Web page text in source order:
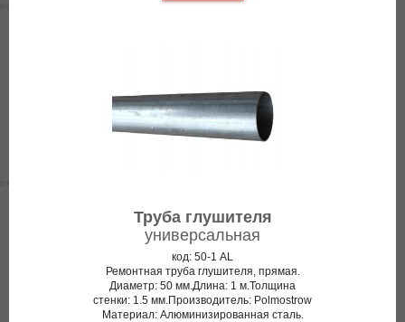
Труба глушителя
универсальная
код: 50-1 AL
Ремонтная труба глушителя, прямая.
Диаметр: 50 мм.Длина: 1 м.Толщина
стенки: 1.5 мм.Производитель: Polmostrow
Материал: Алюминизированная сталь.